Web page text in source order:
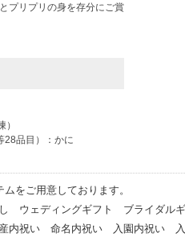
プリプリの身を存分にご賞
28品目）：かに
をご用意しております。
ウェディングギフト ブライダ
内祝い 命名内祝い 入園内祝い